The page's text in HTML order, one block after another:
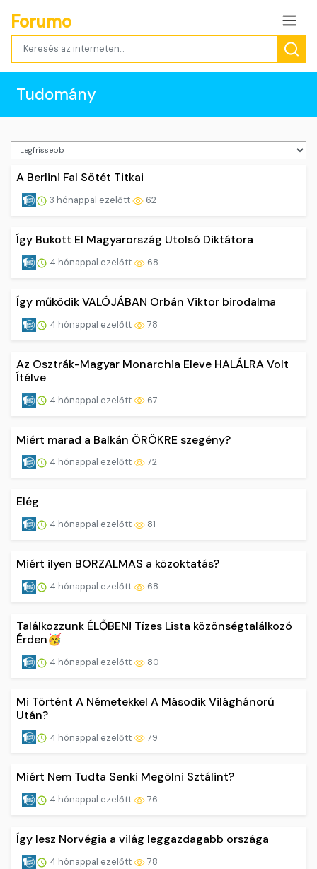
Forumo
Tudomány
A Berlini Fal Sötét Titkai
3 hónappal ezelőtt 62
Így Bukott El Magyarország Utolsó Diktátora
4 hónappal ezelőtt 68
Így működik VALÓJÁBAN Orbán Viktor birodalma
4 hónappal ezelőtt 78
Az Osztrák-Magyar Monarchia Eleve HALÁLRA Volt
Ítélve
4 hónappal ezelőtt 67
Miért marad a Balkán ÖRÖKRE szegény?
4 hónappal ezelőtt 72
Elég
4 hónappal ezelőtt 81
Miért ilyen BORZALMAS a közoktatás?
4 hónappal ezelőtt 68
Találkozzunk ÉLŐBEN! Tízes Lista közönségtalálkozó
Érden🥳
4 hónappal ezelőtt 80
Mi Történt A Németekkel A Második Világhánorú
Után?
4 hónappal ezelőtt 79
Miért Nem Tudta Senki Megölni Sztálint?
4 hónappal ezelőtt 76
Így lesz Norvégia a világ leggazdagabb országa
4 hónappal ezelőtt 78